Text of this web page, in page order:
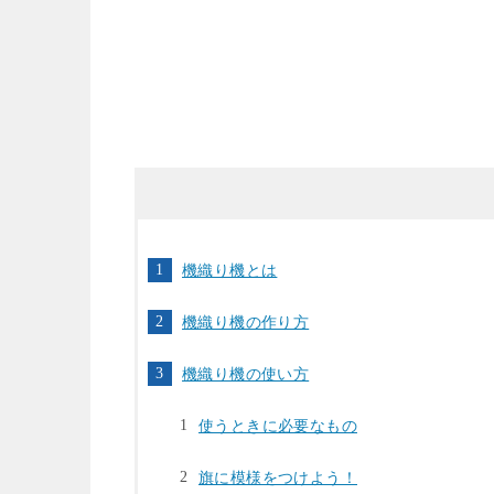
機織り機とは
機織り機の作り方
機織り機の使い方
使うときに必要なもの
旗に模様をつけよう！